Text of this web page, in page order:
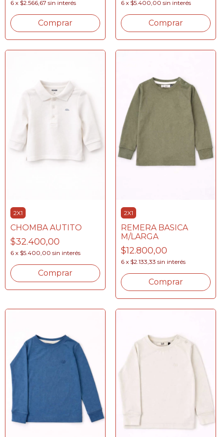
6 x $2.566,67 sin interés
Comprar
6 x $5.400,00 sin interés
Comprar
2X1
CHOMBA AUTITO
$32.400,00
6 x $5.400,00 sin interés
Comprar
2X1
REMERA BASICA
M/LARGA
$12.800,00
6 x $2.133,33 sin interés
Comprar